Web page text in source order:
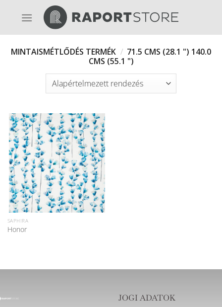
MINTAISMÉTLŐDÉS TERMÉK / 71.5 CMS (28.1 ") 140.0
CMS (55.1 ")
SAPHIRA
Honor
JOGI ADATOK